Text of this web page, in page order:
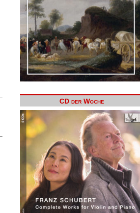
CD der Woche